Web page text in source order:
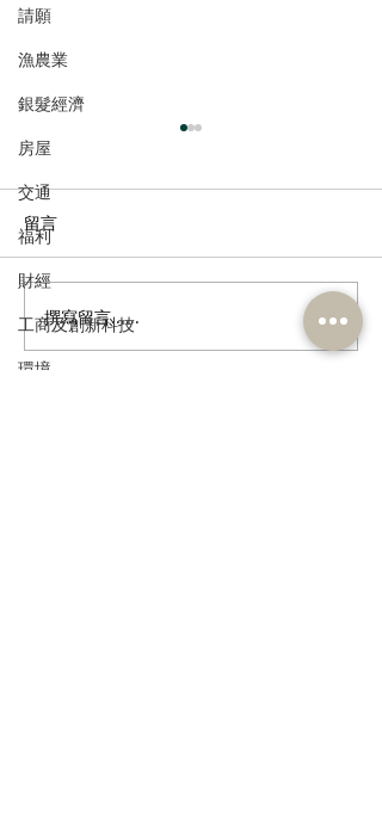
請願
漁農業
銀髮經濟
房屋
交通
福利
財經
工商及創新科技
環境
郭芙蓉聯同葵青區防火委
員會到訪消防處 了解打擊
留言
撰寫留言......